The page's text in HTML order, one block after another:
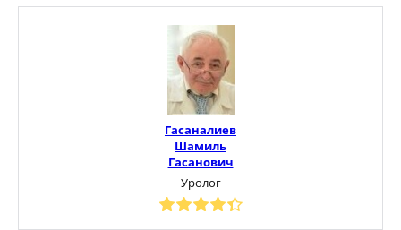
Гасаналиев
Шамиль
Гасанович
Уролог